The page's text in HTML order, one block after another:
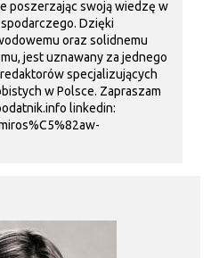
poszerzając swoją wiedzę w
Dzięki
oraz solidnemu
jest uznawany za jednego
specjalizujących
w Polsce. Zapraszam
linkedin: